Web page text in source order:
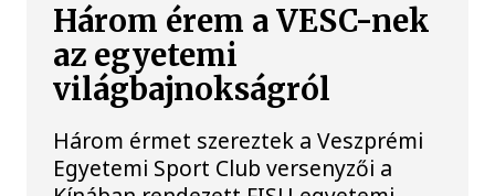
Három érem a VESC-nek
az egyetemi
világbajnokságról
Három érmet szereztek a Veszprémi
Egyetemi Sport Club versenyzői a